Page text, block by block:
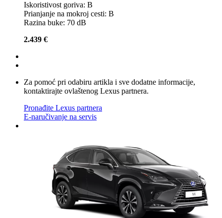
Iskoristivost goriva: B
Prianjanje na mokroj cesti: B
Razina buke: 70 dB
2.439 €
Za pomoć pri odabiru artikla i sve dodatne informacije,
kontaktirajte ovlaštenog Lexus partnera.
Pronađite Lexus partnera
E-naručivanje na servis